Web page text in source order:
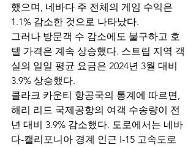
했으며, 네바다 주 전체의 게임 수익은
1.1% 감소한 것으로 나타났다.
그러나 방문객 수 감소에도 불구하고 호
텔 가격은 계속 상승했다. 스트립 지역 객
실의 일일 평균 요금은 2024년 3월 대비
3.9% 상승했다.
클라크 카운티 항공국의 통계에 따르면,
해리 리드 국제공항의 여객 수송량이 전
년 대비 3.9% 감소했다. 도로에서는 네바
다-캘리포니아 경계 인근 I-15 고속도로